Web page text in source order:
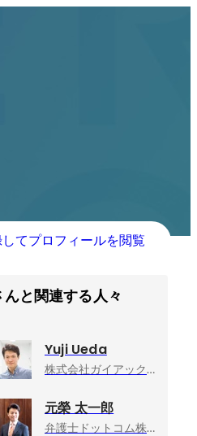
てプロフィールを閲覧
と関連する人々
Yuji Ueda
株式会社ガイアックス
元榮 太一郎
弁護士ドットコム株式会社/法律事務所オーセンス, 代表